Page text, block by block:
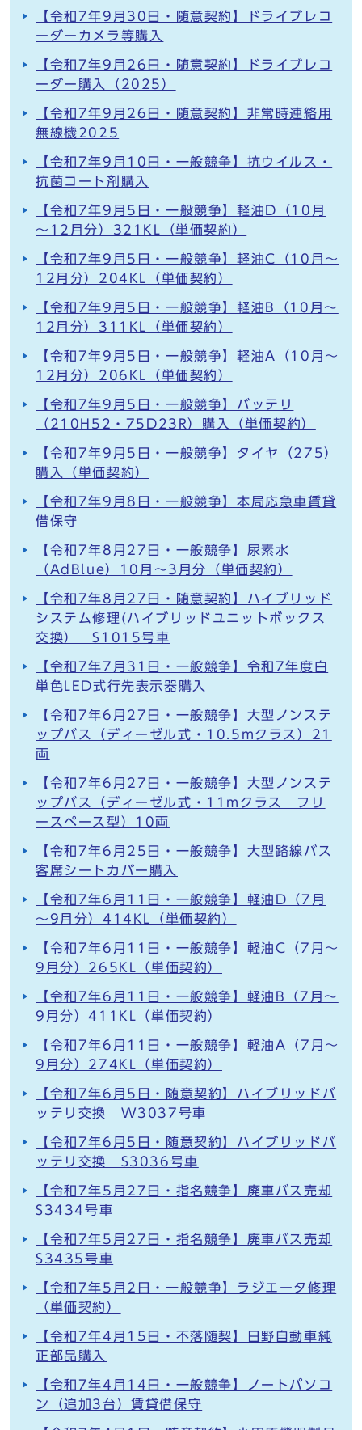
【令和7年9月30日・随意契約】ドライブレコ
ーダーカメラ等購入
【令和7年9月26日・随意契約】ドライブレコ
ーダー購入（2025）
【令和7年9月26日・随意契約】非常時連絡用
無線機2025
【令和7年9月10日・一般競争】抗ウイルス・
抗菌コート剤購入
【令和7年9月5日・一般競争】軽油D（10月
～12月分）321KL（単価契約）
【令和7年9月5日・一般競争】軽油C（10月～
12月分）204KL（単価契約）
【令和7年9月5日・一般競争】軽油B（10月～
12月分）311KL（単価契約）
【令和7年9月5日・一般競争】軽油A（10月～
12月分）206KL（単価契約）
【令和7年9月5日・一般競争】バッテリ
（210H52・75D23R）購入（単価契約）
【令和7年9月5日・一般競争】タイヤ（275）
購入（単価契約）
【令和7年9月8日・一般競争】本局応急車賃貸
借保守
【令和7年8月27日・一般競争】尿素水
（AdBlue）10月～3月分（単価契約）
【令和7年8月27日・随意契約】ハイブリッド
システム修理(ハイブリッドユニットボックス
交換） S1015号車
【令和7年7月31日・一般競争】令和7年度白
単色LED式行先表示器購入
【令和7年6月27日・一般競争】大型ノンステ
ップバス（ディーゼル式・10.5mクラス）21
両
【令和7年6月27日・一般競争】大型ノンステ
ップバス（ディーゼル式・11mクラス フリ
ースペース型）10両
【令和7年6月25日・一般競争】大型路線バス
客席シートカバー購入
【令和7年6月11日・一般競争】軽油D（7月
～9月分）414KL（単価契約）
【令和7年6月11日・一般競争】軽油C（7月～
9月分）265KL（単価契約）
【令和7年6月11日・一般競争】軽油B（7月～
9月分）411KL（単価契約）
【令和7年6月11日・一般競争】軽油A（7月～
9月分）274KL（単価契約）
【令和7年6月5日・随意契約】ハイブリッドバ
ッテリ交換 W3037号車
【令和7年6月5日・随意契約】ハイブリッドバ
ッテリ交換 S3036号車
【令和7年5月27日・指名競争】廃車バス売却
S3434号車
【令和7年5月27日・指名競争】廃車バス売却
S3435号車
【令和7年5月2日・一般競争】ラジエータ修理
（単価契約）
【令和7年4月15日・不落随契】日野自動車純
正部品購入
【令和7年4月14日・一般競争】ノートパソコ
ン（追加3台）賃貸借保守